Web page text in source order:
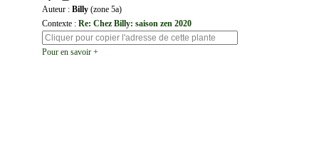
Auteur : Billy (zone 5a)
Contexte : Re: Chez Billy: saison zen 2020
Pour en savoir +